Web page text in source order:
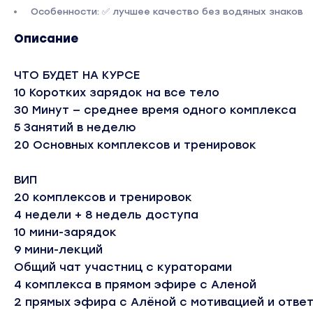
Особенности: ✅ лучшее качество без водяных знаков
Описание
ЧТО БУДЕТ НА КУРСЕ
10 Коротких зарядок на все тело
30 Минут — среднее время одного комплекса
5 Занятий в неделю
20 Основных комплексов и тренировок
ВИП
20 комплексов и тренировок
4 недели + 8 недель доступа
10 мини-зарядок
9 мини-лекций
Общий чат участниц с кураторами
4 комплекса в прямом эфире с Аленой
2 прямых эфира с Алёной с мотивацией и